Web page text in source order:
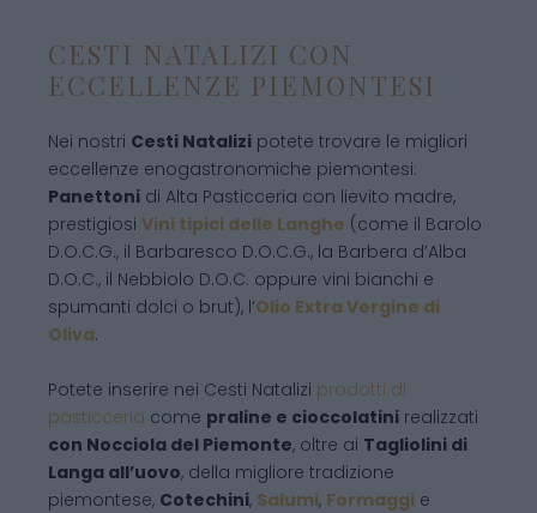
CESTI NATALIZI CON
ECCELLENZE PIEMONTESI
Nei nostri Cesti Natalizi potete trovare le migliori
eccellenze enogastronomiche piemontesi:
Panettoni di Alta Pasticceria con lievito madre,
prestigiosi Vini tipici delle Langhe (come il Barolo
D.O.C.G., il Barbaresco D.O.C.G., la Barbera d’Alba
D.O.C., il Nebbiolo D.O.C. oppure vini bianchi e
spumanti dolci o brut), l’Olio Extra Vergine di
Oliva.
Potete inserire nei Cesti Natalizi prodotti di
pasticceria come praline e cioccolatini realizzati
con Nocciola del Piemonte, oltre ai Tagliolini di
Langa all’uovo, della migliore tradizione
piemontese, Cotechini, Salumi, Formaggi e